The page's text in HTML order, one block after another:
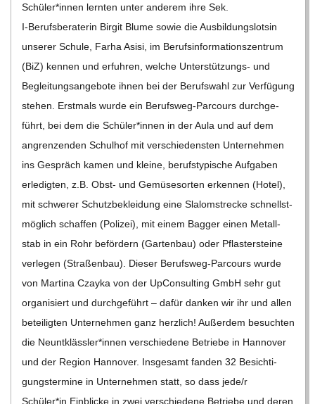
Schüler*innen lern­ten unter ande­rem ihre Sek.
I‑Berufsberaterin Bir­git Blume sowie die Aus­bil­dungs­lot­sin
unse­rer Schule, Farha Asisi, im Berufs­in­for­ma­ti­ons­zen­trum
(BiZ) ken­nen und erfuh­ren, wel­che Unter­­stü­t­­zungs- und
Beglei­tungs­an­ge­bote ihnen bei der Berufs­wahl zur Ver­fü­gung
ste­hen. Erst­mals wurde ein Berufs­­­weg-Par­­cours durch­ge­
führt, bei dem die Schüler*innen in der Aula und auf dem
angren­zen­den Schul­hof mit ver­schie­dens­ten Unter­neh­men
ins Gespräch kamen und kleine, berufs­ty­pi­sche Auf­ga­ben
erle­dig­ten, z.B. Obst- und Gemü­se­sor­ten erken­nen (Hotel),
mit schwe­rer Schutz­be­klei­dung eine Sla­lom­stre­cke schnellst­
mög­lich schaf­fen (Poli­zei), mit einem Bag­ger einen Metall­
stab in ein Rohr beför­dern (Gar­ten­bau) oder Pflas­ter­steine
ver­le­gen (Stra­ßen­bau). Die­ser Berufs­­­weg-Par­­cours wurde
von Mar­tina Czayka von der UpCon­sul­ting GmbH sehr gut
orga­ni­siert und durch­ge­führt – dafür dan­ken wir ihr und allen
betei­lig­ten Unter­neh­men ganz herz­lich! Außer­dem besuch­ten
die Neuntklässler*innen ver­schie­dene Betriebe in Han­no­ver
und der Region Han­no­ver. Ins­ge­samt fan­den 32 Besich­ti­
gungs­ter­mine in Unter­neh­men statt, so dass jede/​​r
Schüler*in Ein­bli­cke in zwei ver­schie­dene Betriebe und deren